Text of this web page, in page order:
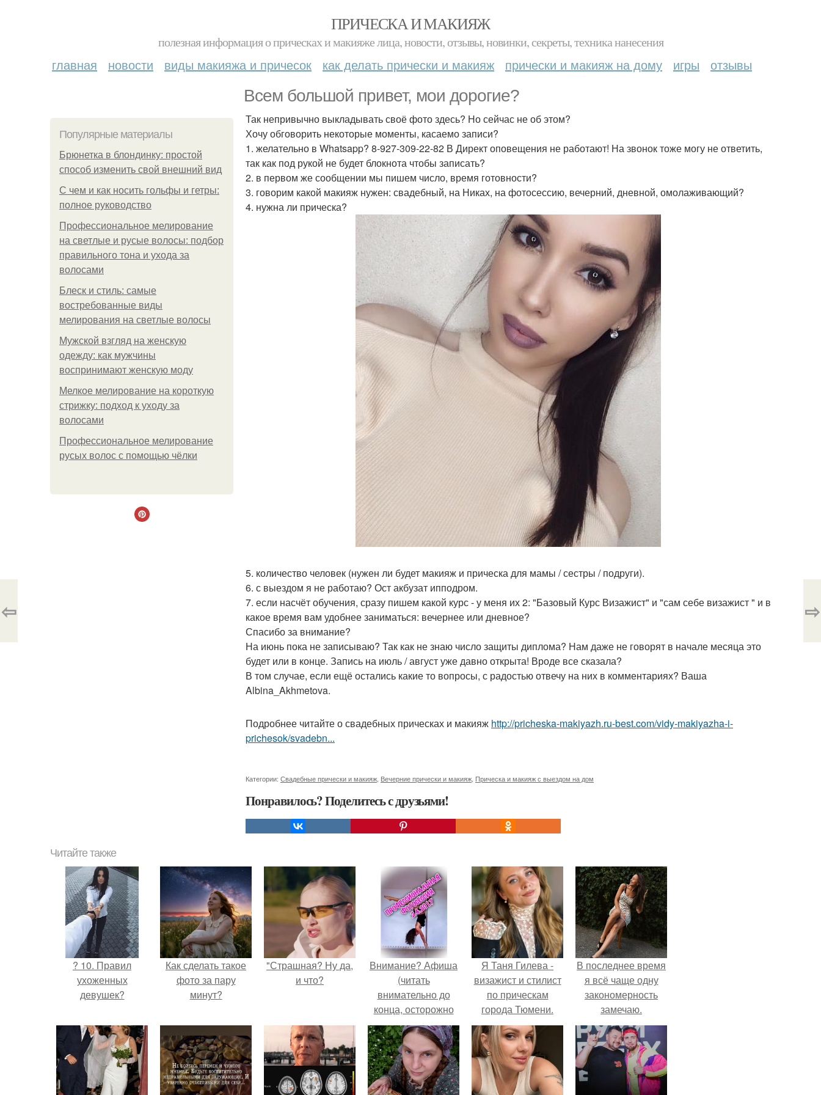
ПРИЧЕСКА И МАКИЯЖ
полезная информация о прическах и макияже лица, новости, отзывы, новинки, секреты, техника нанесения
главная новости виды макияжа и причесок как делать прически и макияж прически и макияж на дому игры отзывы
Всем большой привет, мои дорогие?
Популярные материалы
Брюнетка в блондинку: простой
способ изменить свой внешний вид
С чем и как носить гольфы и гетры:
полное руководство
Профессиональное мелирование
на светлые и русые волосы: подбор
правильного тона и ухода за
волосами
Блеск и стиль: самые
востребованные виды
мелирования на светлые волосы
Мужской взгляд на женскую
одежду: как мужчины
воспринимают женскую моду
Мелкое мелирование на короткую
стрижку: подход к уходу за
волосами
Профессиональное мелирование
русых волос с помощью чёлки
Так непривычно выкладывать своё фото здесь? Но сейчас не об этом?
Хочу обговорить некоторые моменты, касаемо записи?
1. желательно в Whatsapp? 8-927-309-22-82 В Директ оповещения не работают! На звонок тоже могу не ответить,
так как под рукой не будет блокнота чтобы записать?
2. в первом же сообщении мы пишем число, время готовности?
3. говорим какой макияж нужен: свадебный, на Никах, на фотосессию, вечерний, дневной, омолаживающий?
4. нужна ли прическа?
5. количество человек (нужен ли будет макияж и прическа для мамы / сестры / подруги).
6. с выездом я не работаю? Ост акбузат ипподром.
7. если насчёт обучения, сразу пишем какой курс - у меня их 2: "Базовый Курс Визажист" и "сам себе визажист " и в
какое время вам удобнее заниматься: вечернее или дневное?
Спасибо за внимание?
На июнь пока не записываю? Так как не знаю число защиты диплома? Нам даже не говорят в начале месяца это
будет или в конце. Запись на июль / август уже давно открыта! Вроде все сказала?
В том случае, если ещё остались какие то вопросы, с радостью отвечу на них в комментариях? Ваша
Albina_Akhmetova.
Подробнее читайте о свадебных прическах и макияж http://pricheska-makiyazh.ru-best.com/vidy-makiyazha-i-
prichesok/svadebn...
Категории: Свадебные прически и макияж Вечерние прически и макияж Прическа и макияж с выездом на дом
Понравилось? Поделитесь с друзьями!
⇦ ⇨
Читайте также
? 10. Правил
ухоженных
девушек?
Как сделать такое
фото за пару
минут?
"Страшная? Ну да,
и что?
Внимание? Афиша
(читать
внимательно до
конца, осторожно
много текста).
Я Таня Гилева -
визажист и стилист
по прическам
города Тюмени.
В последнее время
я всё чаще одну
закономерность
замечаю.